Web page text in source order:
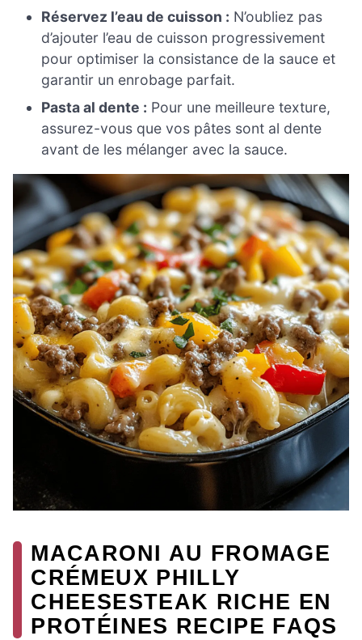
Réservez l’eau de cuisson : N’oubliez pas
d’ajouter l’eau de cuisson progressivement
pour optimiser la consistance de la sauce et
garantir un enrobage parfait.
Pasta al dente : Pour une meilleure texture,
assurez-vous que vos pâtes sont al dente
avant de les mélanger avec la sauce.
MACARONI AU FROMAGE
CRÉMEUX PHILLY
CHEESESTEAK RICHE EN
PROTÉINES RECIPE FAQS